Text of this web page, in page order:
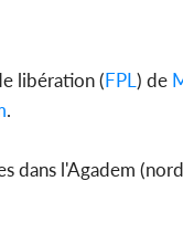
libération (FPL ) de
.
dans l'Agadem